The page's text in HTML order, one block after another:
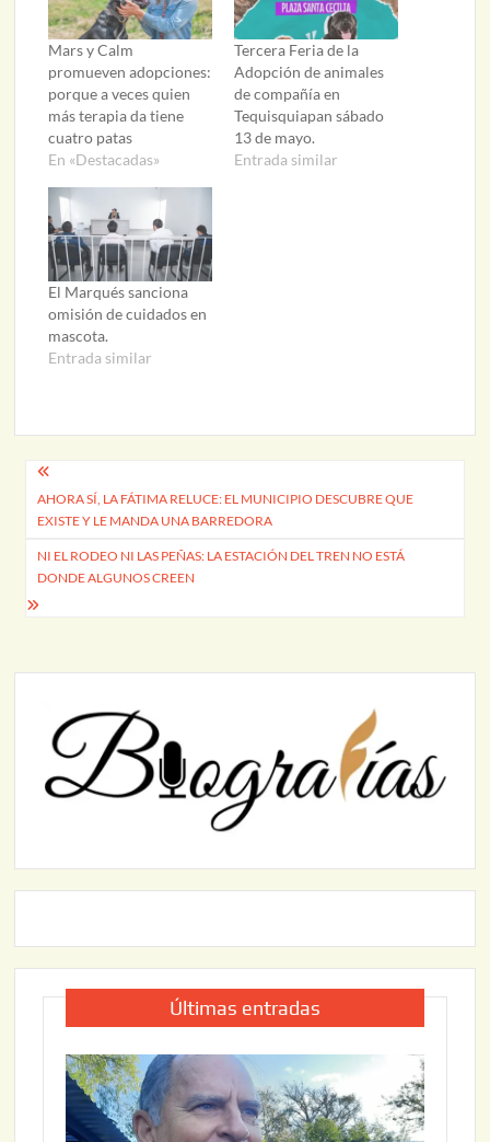
Mars y Calm
promueven adopciones:
porque a veces quien
más terapia da tiene
cuatro patas
En «Destacadas»
Tercera Feria de la
Adopción de animales
de compañía en
Tequisquiapan sábado
13 de mayo.
Entrada similar
El Marqués sanciona
omisión de cuidados en
mascota.
Entrada similar
Navegación
de
entradas
AHORA SÍ, LA FÁTIMA RELUCE: EL MUNICIPIO DESCUBRE QUE
EXISTE Y LE MANDA UNA BARREDORA
NI EL RODEO NI LAS PEÑAS: LA ESTACIÓN DEL TREN NO ESTÁ
DONDE ALGUNOS CREEN
Últimas entradas